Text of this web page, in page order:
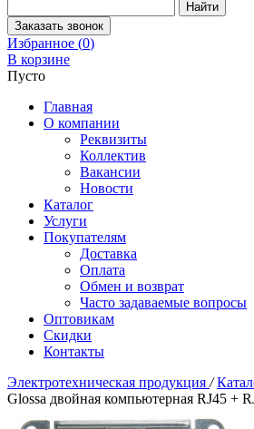
Избранное (0)
В корзине
Пусто
Главная
О компании
Реквизиты
Коллектив
Вакансии
Новости
Каталог
Услуги
Покупателям
Доставка
Оплата
Обмен и возврат
Часто задаваемые вопросы
Оптовикам
Скидки
Контакты
Электротехническая продукция /
Glossa двойная компьютерная RJ45 +